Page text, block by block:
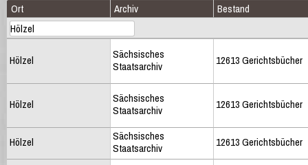
Ort Archiv Bestand
Hölzel
Sächsisches
Staatsarchiv
12613 Gerichtsbücher
Hölzel
Sächsisches
Staatsarchiv
12613 Gerichtsbücher
Hölzel
Sächsisches
Staatsarchiv
12613 Gerichtsbücher